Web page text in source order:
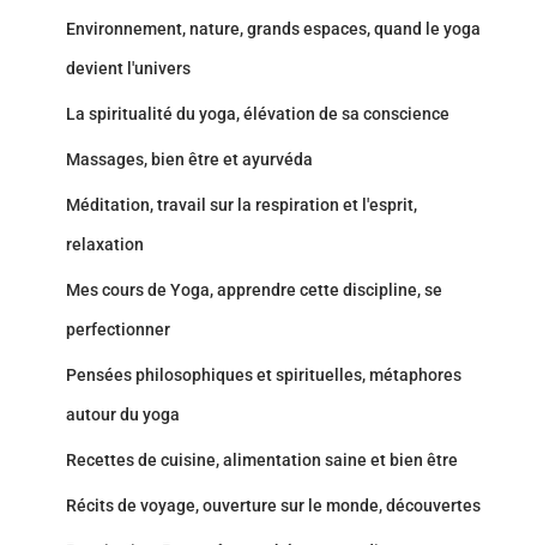
Environnement, nature, grands espaces, quand le yoga
devient l'univers
La spiritualité du yoga, élévation de sa conscience
Massages, bien être et ayurvéda
Méditation, travail sur la respiration et l'esprit,
relaxation
Mes cours de Yoga, apprendre cette discipline, se
perfectionner
Pensées philosophiques et spirituelles, métaphores
autour du yoga
Recettes de cuisine, alimentation saine et bien être
Récits de voyage, ouverture sur le monde, découvertes